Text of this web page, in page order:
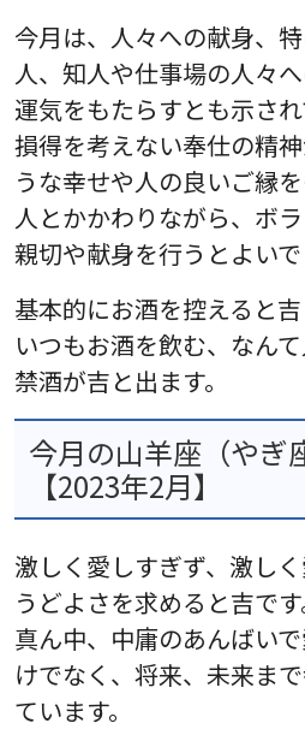
今月は、人々への献身、
人、知人や仕事場の人々
運気をもたらすとも示され
損得を考えない奉仕の精
うな幸せや人の良いご縁
人とかかわりながら、ボラ
親切や献身を行うとよいで
基本的にお酒を控えると吉
いつもお酒を飲む、なんて
禁酒が吉と出ます。
今月の山羊座（やぎ
【2023年2月】
激しく愛しすぎず、激し
うどよさを求めると吉です
真ん中、中庸のあんばい
けでなく、将来、未来ま
ています。